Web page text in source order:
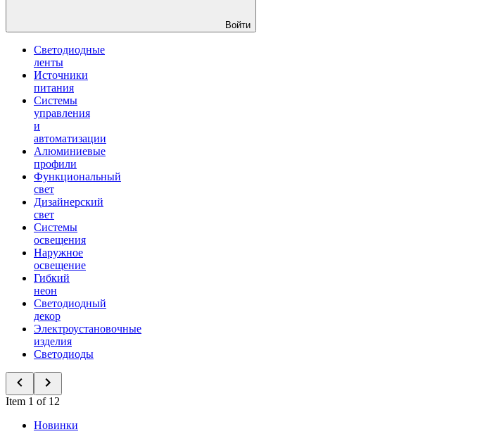
Войти
Светодиодные
ленты
Источники
питания
Системы
управления
и
автоматизации
Алюминиевые
профили
Функциональный
свет
Дизайнерский
свет
Системы
освещения
Наружное
освещение
Гибкий
неон
Светодиодный
декор
Электроустановочные
изделия
Светодиоды
Item 1 of 12
Новинки